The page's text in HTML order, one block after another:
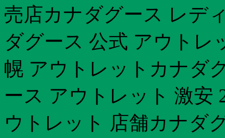
売店カナダグース レデ
ダグース 公式 アウトレ
幌 アウトレットカナダ
ース アウトレット 激安
ウトレット 店舗カナダ